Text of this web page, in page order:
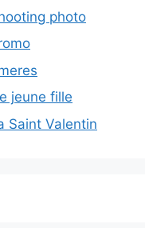
photo
jeune fille
Saint Valentin